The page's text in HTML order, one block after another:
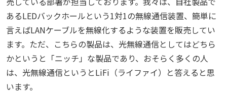
あるLEDバックホールという1対1の無線通信装置、簡単に
言えばLANケーブルを無線化するような装置を販売してい
ます。ただ、こちらの製品は、光無線通信としてはどちら
かというと「ニッチ」な製品であり、おそらく多くの人
は、光無線通信というとLiFi（ライファイ）と答えると思
います。